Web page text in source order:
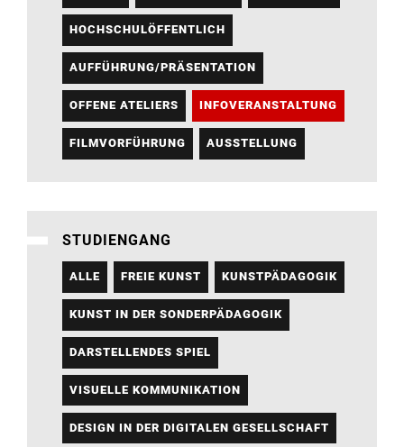
HOCHSCHULÖFFENTLICH
AUFFÜHRUNG/PRÄSENTATION
OFFENE ATELIERS INFOVERANSTALTUNG
FILMVORFÜHRUNG AUSSTELLUNG
STUDIENGANG
ALLE FREIE KUNST KUNSTPÄDAGOGIK
KUNST IN DER SONDERPÄDAGOGIK
DARSTELLENDES SPIEL
VISUELLE KOMMUNIKATION
DESIGN IN DER DIGITALEN GESELLSCHAFT